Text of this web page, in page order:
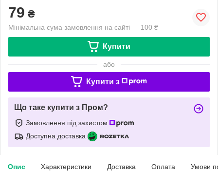
79 ₴
Мінімальна сума замовлення на сайті — 100 ₴
Купити
або
Купити з
Що таке купити з Пром?
Замовлення під захистом
Доступна доставка
Опис Характеристики Доставка Оплата Умови